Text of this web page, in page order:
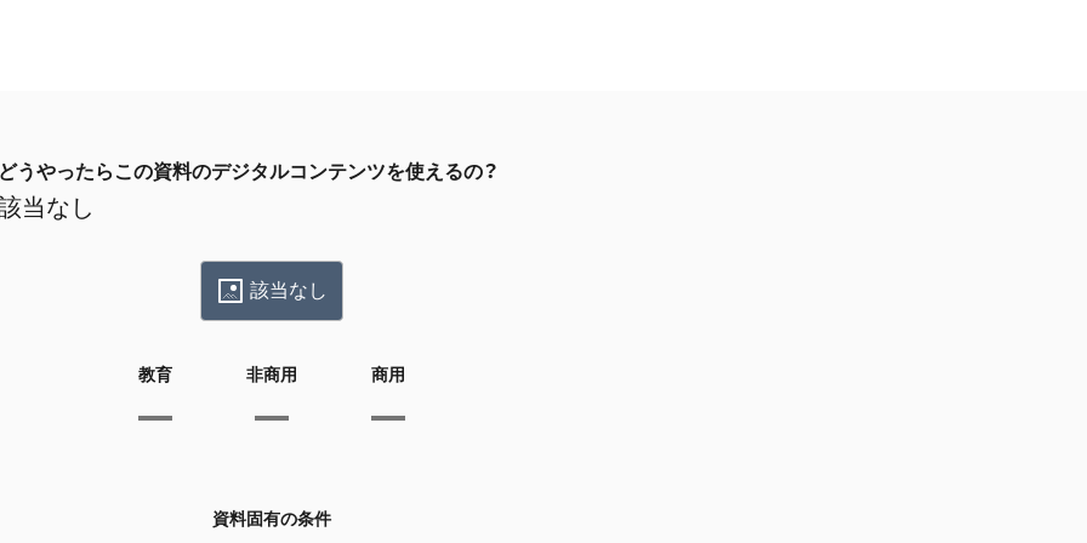
どうやったらこの資料のデジタルコンテンツを使えるの？
当なし
該当なし
教育 非商用 商用
資料固有の条件